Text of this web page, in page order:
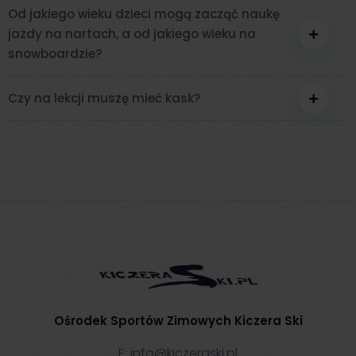
Od jakiego wieku dzieci mogą zacząć naukę
jazdy na nartach, a od jakiego wieku na
snowboardzie?
Czy na lekcji muszę mieć kask?
Ośrodek Sportów Zimowych Kiczera Ski